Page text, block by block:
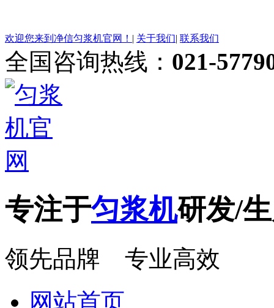
欢迎您来到净信匀浆机官网！ | 关于我们| 联系我们
全国咨询热线： 021-
专注于匀浆机研发/
领先品牌 专业高效
网站首页